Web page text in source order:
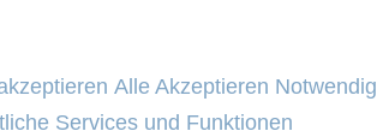
Alle Akzeptieren Notwendig
Services und Funktionen